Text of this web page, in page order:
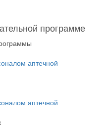
программе
аптечной
аптечной